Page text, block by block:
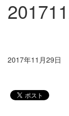
2017年11月29日